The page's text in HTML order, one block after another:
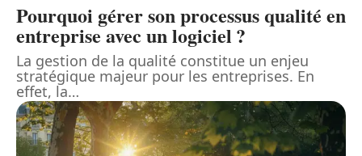
Pourquoi gérer son processus qualité en
entreprise avec un logiciel ?
La gestion de la qualité constitue un enjeu
stratégique majeur pour les entreprises. En
effet, la…